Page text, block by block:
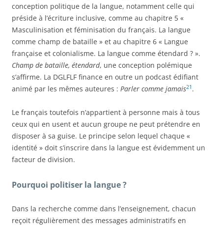
conception politique de la langue, notamment celle qui
préside à l’écriture inclusive, comme au chapitre 5 «
Masculinisation et féminisation du français. La langue
comme champ de bataille » et au chapitre 6 « Langue
française et colonialisme. La langue comme étendard ? ».
Champ de bataille, étendard, une conception polémique
s’affirme. La DGLFLF finance en outre un podcast édifiant
animé par les mêmes auteures : Parler comme jamais21 .
Le français toutefois n’appartient à personne mais à tous
ceux qui en usent et aucun groupe ne peut prétendre en
disposer à sa guise. Le principe selon lequel chaque «
identité » doit s’inscrire dans la langue est évidemment un
facteur de division.
Pourquoi politiser la langue ?
Dans la recherche comme dans l’enseignement, chacun
reçoit régulièrement des messages administratifs en